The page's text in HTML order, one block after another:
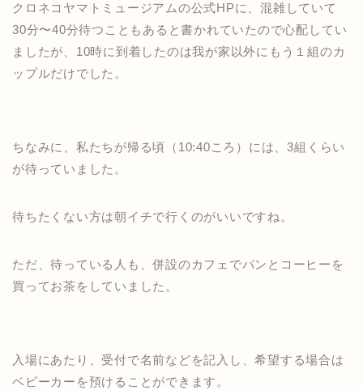
クロネコヤマトミュージアムの公式HPに、混雑していて
30分〜40分待つこともあると書かれていたので心配してい
ましたが、10時に到着したのは我が家以外にもう１組のカ
ップルだけでした。
ちなみに、私たちが帰る頃（10:40ころ）には、3組くらい
が待っていました。
待ちたくない方は朝イチで行くのがいいですね。
ただ、待っている人も、併設のカフェでパンとコーヒーを
買ってお茶をしていました。
入場にあたり、受付で名前などを記入し、希望する場合は
ベビーカーを預けることができます。